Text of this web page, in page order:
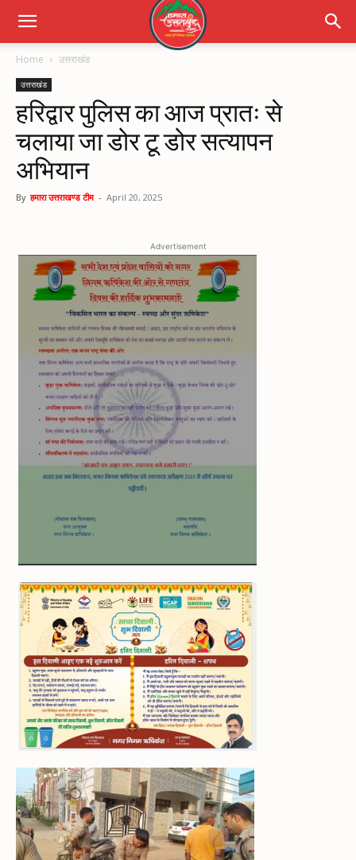
Home उत्तराखंड
उत्तराखंड
हरिद्वार पुलिस का आज प्रातः से
चलाया जा डोर टू डोर सत्यापन
अभियान
By हमारा उत्तराखण्ड टीम - April 20, 2025
Advertisement